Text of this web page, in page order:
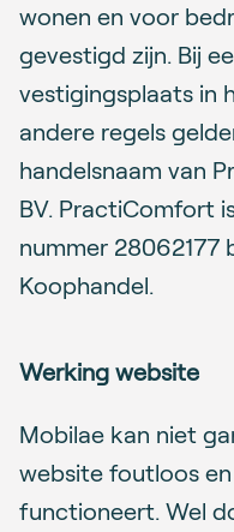
wonen en voor
gevestigd zijn. Bij
vestigingsplaats in
andere regels
handelsnaam van
BV. PractiComfort
nummer 28062177
Koophandel.
Werking website
Mobilae kan niet
website foutloos
functioneert. Wel